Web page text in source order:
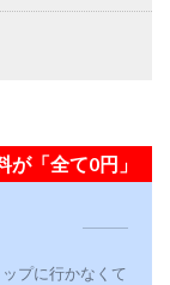
「全て0円」
プに行かなくて